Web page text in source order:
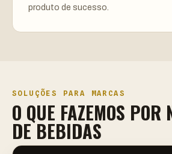
produto de sucesso.
SOLUÇÕES PARA MARCAS
O QUE FAZEMOS POR
DE BEBIDAS